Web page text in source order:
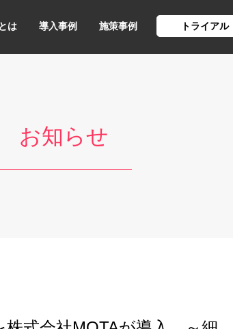
は 導入事例 施策事例 トライアル
お知らせ